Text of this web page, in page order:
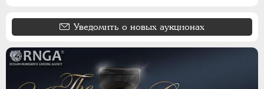
Уведомить о новых аукционах
Французские монеты
Австрийские дукаты
Германская оккупация 1916